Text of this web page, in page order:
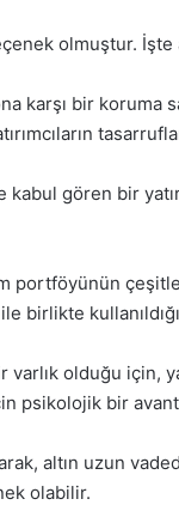
olmuştur. İşte
karşı bir
gören bir
portföyünün
birlikte
olduğu için,
psikolojik bir
altın uzun
olabilir.